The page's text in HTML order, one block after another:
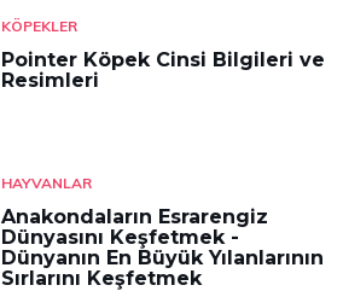
KÖPEKLER
Pointer Köpek Cinsi Bilgileri ve
Resimleri
HAYVANLAR
Anakondaların Esrarengiz
Dünyasını Keşfetmek -
Dünyanın En Büyük Yılanlarının
Sırlarını Keşfetmek